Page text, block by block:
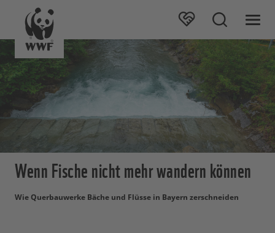
Wenn Fische nicht mehr wandern können
Wie Querbauwerke Bäche und Flüsse in Bayern zerschneiden